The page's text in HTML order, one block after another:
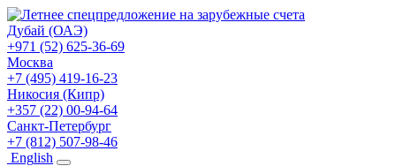
Дубай (ОАЭ)
+971 (52) 625-36-69
Москва
+7 (495) 419-16-23
Никосия (Кипр)
+357 (22) 00-94-64
Санкт-Петербург
+7 (812) 507-98-46
English